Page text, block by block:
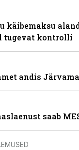
käibemaksu
tugevat kontrolli
andis
saab